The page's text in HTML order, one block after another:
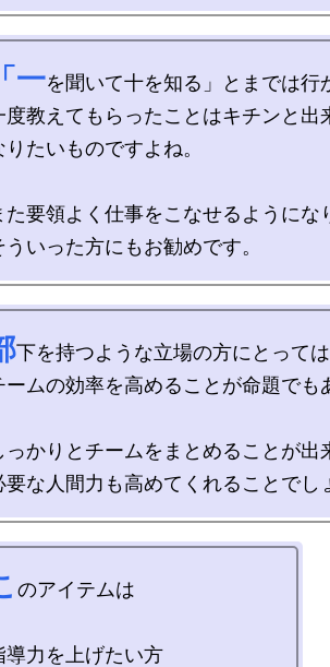
「一を聞いて十を知る」とまでは行
度教えてもらったことはキチンと出
りたいものですよね。
た要領よく仕事をこなせるようにな
下を持つような立場の方にとって
ームの効率を高めることが命題でも
っかりとチームをまとめることが出
のアイテムは
導力を上げたい方